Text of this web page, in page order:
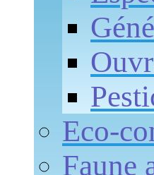
Eco-
Faune